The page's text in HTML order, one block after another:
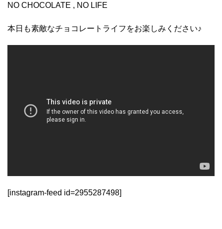
NO CHOCOLATE , NO LIFE
本日も素敵なチョコレートライフをお楽しみください♪
[instagram-feed id=2955287498]